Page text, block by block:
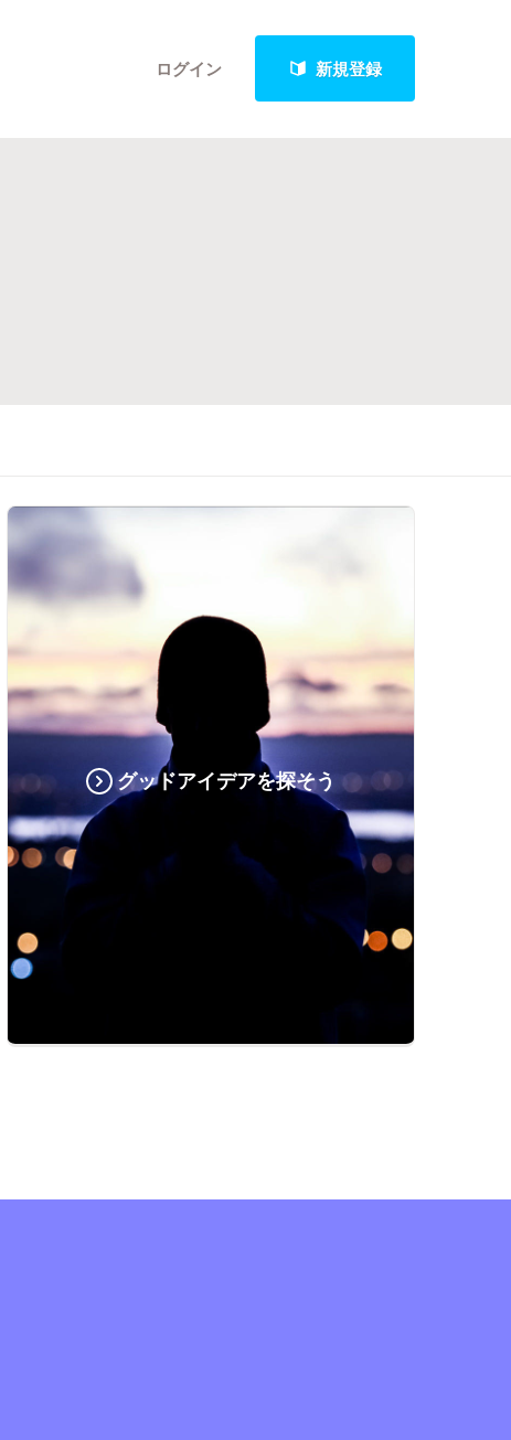
ログイン 新規登録
グッドアイデアを探そう